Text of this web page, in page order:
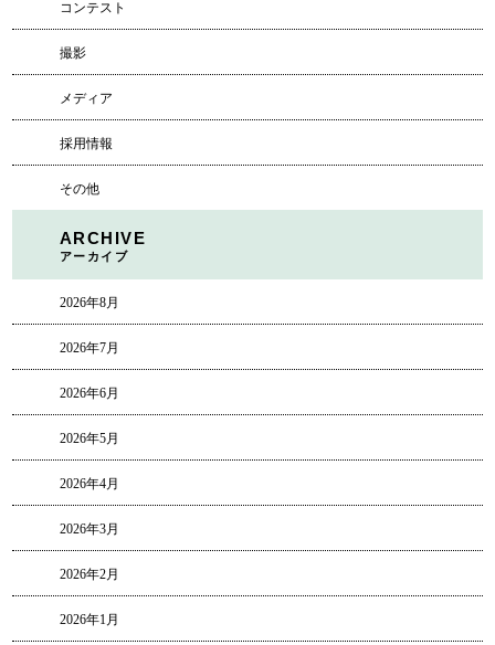
コンテスト
撮影
メディア
採用情報
その他
ARCHIVE
アーカイブ
2026年8月
2026年7月
2026年6月
2026年5月
2026年4月
2026年3月
2026年2月
2026年1月